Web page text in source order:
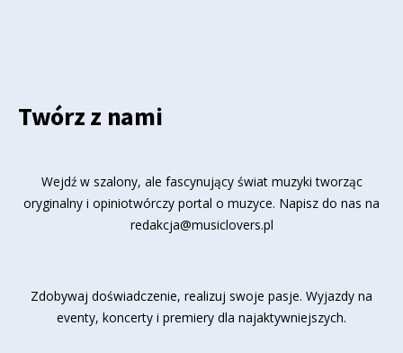
Twórz z nami
Wejdź w szalony, ale fascynujący świat muzyki tworząc
oryginalny i opiniotwórczy portal o muzyce. Napisz do nas na
redakcja@musiclovers.pl
Zdobywaj doświadczenie, realizuj swoje pasje. Wyjazdy na
eventy, koncerty i premiery dla najaktywniejszych.